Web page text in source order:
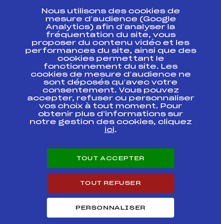
ESPACE PRESSE
Ressources
Pass’Neige
Projet sportif fédéral
Projet de performance fédéral
Antidopage
Pôle Développement, Formation, Suivi
Scientifique
Listes ministérielles
Pôle vie de l’athlète
Carrières
Nous utilisons des cookies de
mesure d’audience (Google
Analytics) afin d’analyser la
fréquentation du site, vous
proposer du contenu vidéo et les
performances du site, ainsi que des
cookies permettant le
fonctionnement du site. Les
cookies de mesure d’audience ne
sont déposés qu’avec votre
consentement. Vous pouvez
accepter, refuser ou personnaliser
vos choix à tout moment. Pour
obtenir plus d'informations sur
notre gestion des cookies, cliquez
ici.
TOUT ACCEPTER
TOUT REFUSER
PERSONNALISER